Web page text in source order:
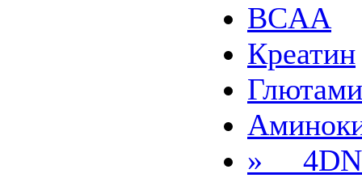
BCAA
Креатин
» 4DN